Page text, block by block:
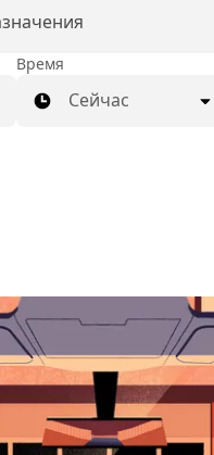
Время
Сейчас